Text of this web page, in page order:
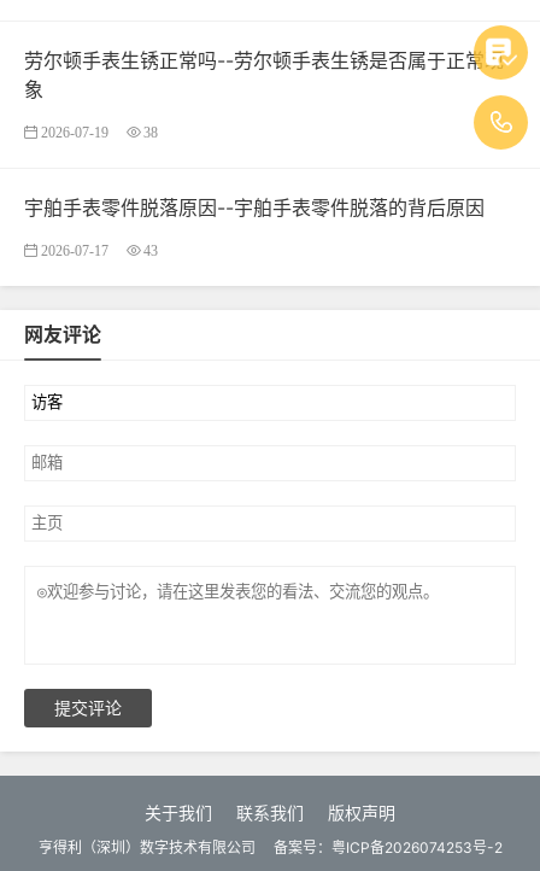
劳尔顿手表生锈正常吗--劳尔顿手表生锈是否属于正常现
象
2026-07-19 38
宇舶手表零件脱落原因--宇舶手表零件脱落的背后原因
2026-07-17 43
网友评论
提交评论
关于我们 联系我们 版权声明
亨得利（深圳）数字技术有限公司 备案号： 粤ICP备2026074253号-2